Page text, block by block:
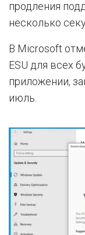
продления
несколько
В Microsoft
ESU для всех
приложении,
июль.